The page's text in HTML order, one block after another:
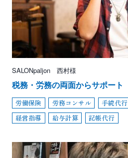
SALONpaljon 西村様
税務・労務の両面からサポート
労働保険 労務コンサル 手続代行
経営指導
給与計算 記帳代行